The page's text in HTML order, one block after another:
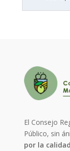
El Consejo
Público, sin
por la calidad